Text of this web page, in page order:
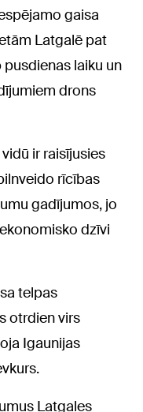
gaisa
Latgalē pat
laiku un
drons
ir raisījusies
rīcības
gadījumos, jo
dzīvi
telpas
otrdien virs
Igaunijas
Latgales